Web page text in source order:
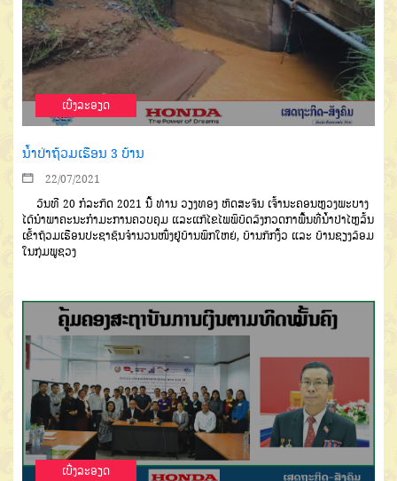
ເບີ່ງລະອຽດ
ນໍ້າປ່າຖ້ວມເຮືອນ 3 ບ້ານ
22/07/2021
ວັນທີ 20 ກໍລະກົດ 2021 ນີ້ ທ່ານ ວຽງທອງ ຫັດສະຈັນ ເຈົ້ານະຄອນຫຼວງພະບາງ
ໄດ້ນຳພາຄະນະກຳມະການຄວບຄຸມ ແລະແກ້ໄຂໄພພິບັດລົງກວດກາພື້ນທີ່ນໍ້າປ່າໄຫຼລົ້ນ
ເຂົ້າຖ້ວມເຮືອນປະຊາຊົນຈຳນວນໜຶ່ງຢູ່ບ້ານພິກໃຫຍ່, ບ້ານກົກງິ້ວ ແລະ ບ້ານຊຽງລ້ອມ
ໃນກຸ່ມພູຊວງ
ເບີ່ງລະອຽດ